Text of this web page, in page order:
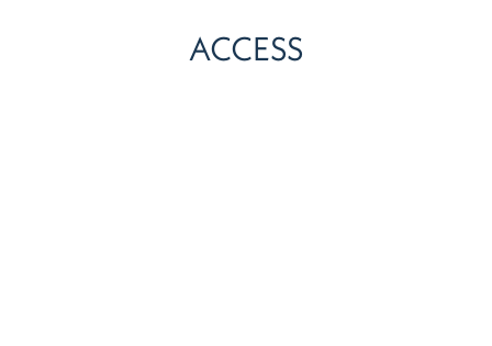
ACCESS